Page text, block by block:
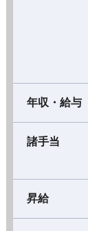
年収・給与
諸手当
昇給